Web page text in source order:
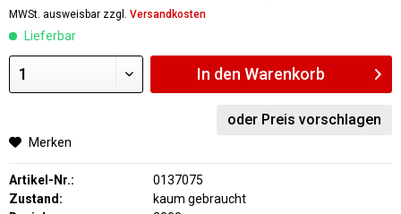
MWSt. ausweisbar zzgl. Versandkosten
Lieferbar
In den Warenkorb
oder Preis vorschlagen
Merken
Artikel-Nr.:
0137075
Zustand:
kaum gebraucht